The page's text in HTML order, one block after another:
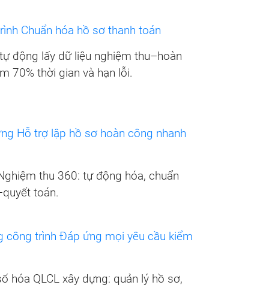
Chuẩn hóa hồ sơ thanh toán
động lấy dữ liệu nghiệm thu–hoàn
70% thời gian và hạn lỗi.
Hỗ trợ lập hồ sơ hoàn công nhanh
thu 360: tự động hóa, chuẩn
toán.
công trình Đáp ứng mọi yêu cầu kiểm
hóa QLCL xây dựng: quản lý hồ sơ,